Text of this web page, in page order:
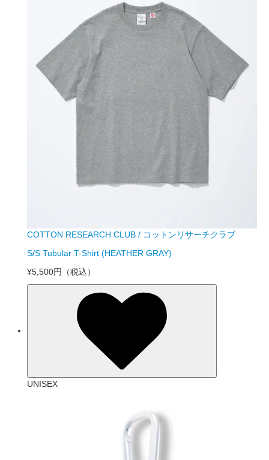
COTTON RESEARCH CLUB / コットンリサーチクラブ
S/S Tubular T-Shirt (HEATHER GRAY)
¥5,500円
（税込）
UNISEX